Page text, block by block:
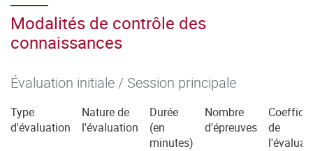
Modalités de contrôle des
connaissances
Évaluation initiale / Session principale
Type
d'évaluation
Nature de
l'évaluation
Durée
(en
minutes)
Nombre
d'épreuves
de